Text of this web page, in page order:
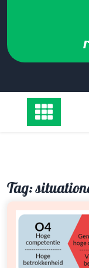
inhoud
Tag: